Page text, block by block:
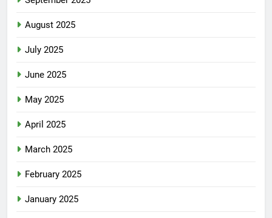
August 2025
July 2025
June 2025
May 2025
April 2025
March 2025
February 2025
January 2025